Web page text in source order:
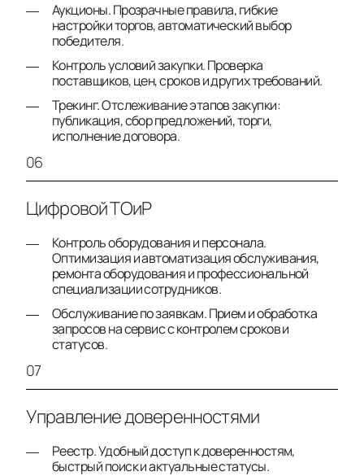
Аукционы. Прозрачные правила, гибкие
настройки торгов, автоматический выбор
победителя.
Контроль условий закупки. Проверка
поставщиков, цен, сроков и других требований.
Трекинг. Отслеживание этапов закупки:
публикация, сбор предложений, торги,
исполнение договора.
06
Цифровой ТОиР
Контроль оборудования и персонала.
Оптимизация и автоматизация обслуживания,
ремонта оборудования и профессиональной
специализации сотрудников.
Обслуживание по заявкам. Прием и обработка
запросов на сервис с контролем сроков и
статусов.
07
Управление доверенностями
Реестр. Удобный доступ к доверенностям,
быстрый поиск и актуальные статусы.